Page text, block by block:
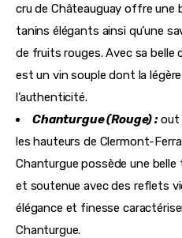
cru de Châteauguay offre une
tanins élégants ainsi qu’une
de fruits rouges. Avec sa belle
est un vin souple dont la
l’authenticité.
Chanturgue (Rouge) :out
les hauteurs de Clermont-
Chanturgue possède une
et soutenue avec des reflets
élégance et finesse
Chanturgue.